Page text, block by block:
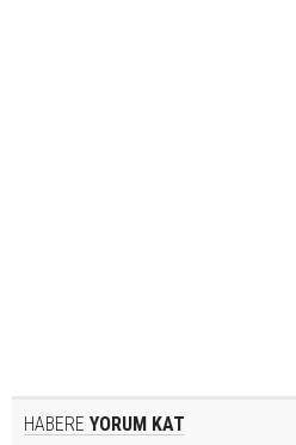
HABERE YORUM KAT